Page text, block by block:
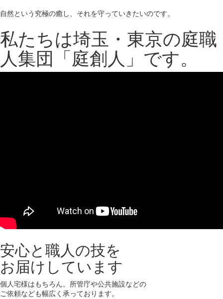
自然という究極の癒し、それを守っていきたいのです。
私たちは埼玉・東京の庭職
人集団「庭創人」です。
安心と職人の技を
お届けしています
個人宅様はもちろん。所管庁や公共施設などの
ご依頼なども幅広く承っております。